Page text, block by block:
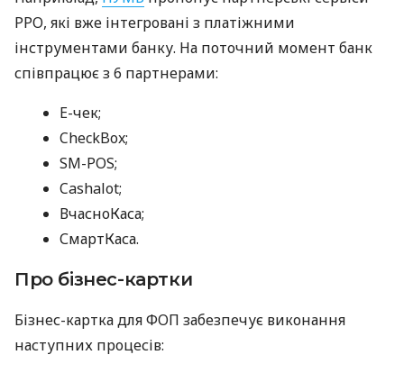
РРО, які вже інтегровані з платіжними
інструментами банку. На поточний момент банк
співпрацює з 6 партнерами:
E-чек;
CheckBox;
SM-POS;
Cashalot;
ВчасноКаса;
СмартКаса.
Про бізнес-картки
Бізнес-картка для ФОП забезпечує виконання
наступних процесів: